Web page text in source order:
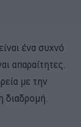
ένα συχνό
απαραίτητες.
με την
διαδρομή.